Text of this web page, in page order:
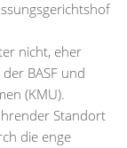
nicht, eher
BASF und
(KMU).
Standort
die enge